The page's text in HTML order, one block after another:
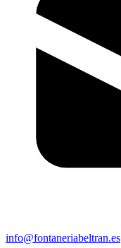
info@fontaneriabeltran.es